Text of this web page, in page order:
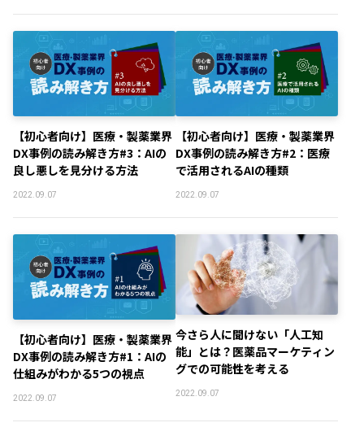
【初心者向け】医療・製薬業界
DX事例の読み解き方#3：AIの
良し悪しを見分ける方法
2022.09.07
【初心者向け】医療・製薬業界
DX事例の読み解き方#2：医療
で活用されるAIの種類
2022.09.07
【初心者向け】医療・製薬業界
DX事例の読み解き方#1：AIの
仕組みがわかる5つの視点
2022.09.07
今さら人に聞けない「人工知
能」とは？医薬品マーケティン
グでの可能性を考える
2022.09.07